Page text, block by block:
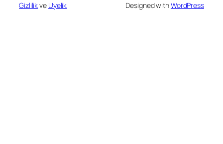
Gizlilikve Uyelik Designed withWordPress